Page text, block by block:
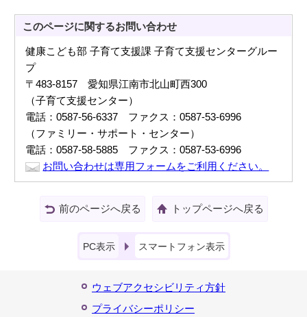
このページに関するお問い合わせ
健康こども部 子育て支援課 子育て支援センターグルー
プ
〒483-8157 愛知県江南市北山町西300
（子育て支援センター）
電話：0587-56-6337 ファクス：0587-53-6996
（ファミリー・サポート・センター）
電話：0587-58-5885 ファクス：0587-53-6996
お問い合わせは専用フォームをご利用ください。
前のページへ戻る トップページへ戻る
PC表示 スマートフォン表示
ウェブアクセシビリティ方針
プライバシーポリシー